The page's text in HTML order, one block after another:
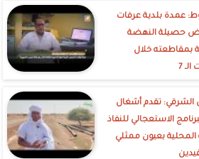
عمدة بلدية عرفات
حصيلة النهضة
بمقاطعته خلال
7
تقدم أشغال
الاستعجالي للنفاذ
المحلية بعيون ممثلي